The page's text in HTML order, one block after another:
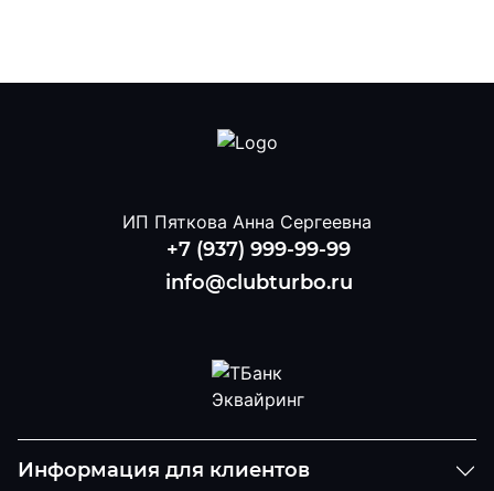
ИП Пяткова Анна Сергеевна
+7 (937) 999-99-99
info@clubturbo.ru
Информация для клиентов